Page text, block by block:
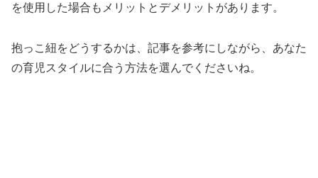
を使用した場合もメリットとデメリットがあります。
抱っこ紐をどうするかは、記事を参考にしながら、あなた
の育児スタイルに合う方法を選んでくださいね。